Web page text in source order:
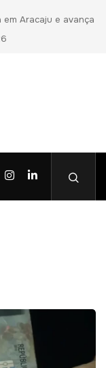
Daniel Vorcaro e
a Ciro Nogueira em